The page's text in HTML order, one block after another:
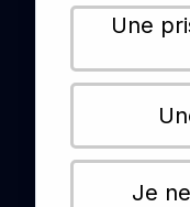
Une
Je